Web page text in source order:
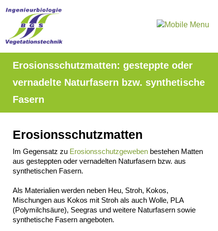
überspringen
Produktgruppen
AquaGreen®
Röhrichtinsel
Schwimmberme
Schwimmende
Tauchwand
Datenschutz
Suche
SCHLIESSEN
ArmaFlor®
Röhrichtballen
Röhrichtmatten
Röhrichtwalze
Gräsermatten
Impressum
Datenschutz
Erosionsschutzmatten: gesteppte oder
vernadelte Naturfasern bzw. synthetische
Fasern
Erosionsschutzmatten
Im Gegensatz zu Erosionsschutzgeweben bestehen Matten
aus gesteppten oder vernadelten Naturfasern bzw. aus
synthetischen Fasern.
Als Materialien werden neben Heu, Stroh, Kokos,
Mischungen aus Kokos mit Stroh als auch Wolle, PLA
(Polymilchsäure), Seegras und weitere Naturfasern sowie
synthetische Fasern angeboten.